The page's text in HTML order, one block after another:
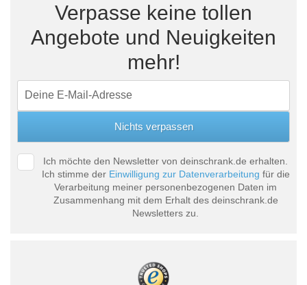
Verpasse keine tollen
Angebote und Neuigkeiten
mehr!
Ich möchte den Newsletter von deinschrank.de erhalten.
Ich stimme der Einwilligung zur Datenverarbeitung für die
Verarbeitung meiner personenbezogenen Daten im
Zusammenhang mit dem Erhalt des deinschrank.de
Newsletters zu.